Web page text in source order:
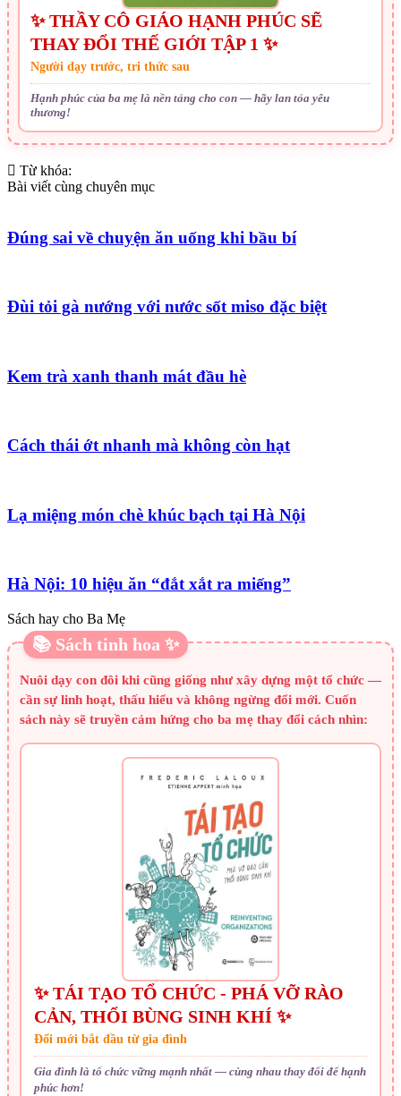
✨ THẦY CÔ GIÁO HẠNH PHÚC SẼ
THAY ĐỔI THẾ GIỚI TẬP 1 ✨
Người dạy trước, tri thức sau
Hạnh phúc của ba mẹ là nền tảng cho con — hãy lan tỏa yêu
thương!
Từ khóa:
Bài viết cùng chuyên mục
Đúng sai về chuyện ăn uống khi bầu bí
Đùi tỏi gà nướng với nước sốt miso đặc biệt
Kem trà xanh thanh mát đầu hè
Cách thái ớt nhanh mà không còn hạt
Lạ miệng món chè khúc bạch tại Hà Nội
Hà Nội: 10 hiệu ăn “đắt xắt ra miếng”
Sách hay cho Ba Mẹ
📚 Sách tinh hoa ✨
Nuôi dạy con đôi khi cũng giống như xây dựng một tổ chức —
cần sự linh hoạt, thấu hiểu và không ngừng đổi mới. Cuốn
sách này sẽ truyền cảm hứng cho ba mẹ thay đổi cách nhìn:
✨ TÁI TẠO TỔ CHỨC - PHÁ VỠ RÀO
CẢN, THỔI BÙNG SINH KHÍ ✨
Đổi mới bắt đầu từ gia đình
Gia đình là tổ chức vững mạnh nhất — cùng nhau thay đổi để hạnh
phúc hơn!